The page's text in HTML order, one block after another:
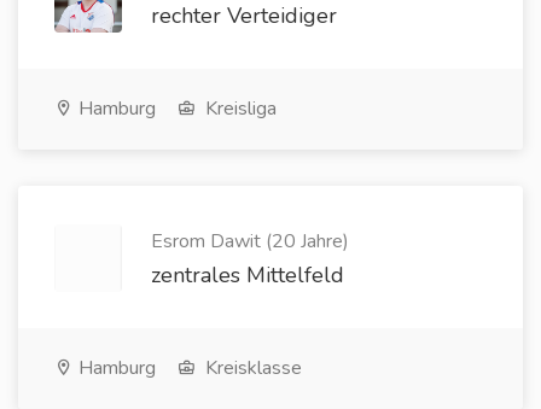
rechter Verteidiger
Hamburg Kreisliga
Esrom Dawit (20 Jahre)
zentrales Mittelfeld
Hamburg Kreisklasse